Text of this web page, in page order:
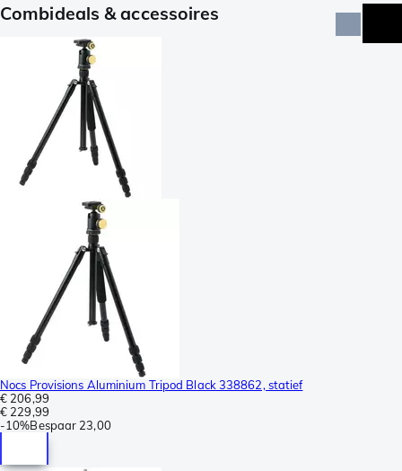
Combideals & accessoires
Nocs Provisions Aluminium Tripod Black 338862, statief
€ 206,99
€ 229,99
-10%Bespaar 23,00